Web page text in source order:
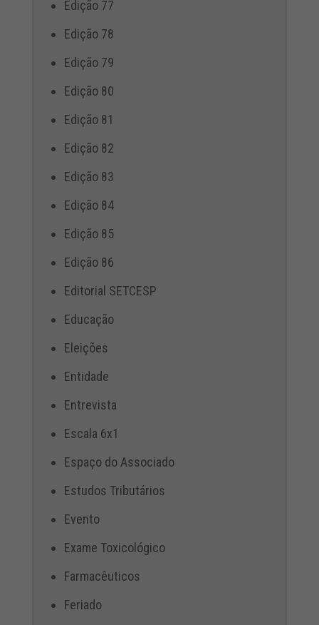
Edição 77
Edição 78
Edição 79
Edição 80
Edição 81
Edição 82
Edição 83
Edição 84
Edição 85
Edição 86
Editorial SETCESP
Educação
Eleições
Entidade
Entrevista
Escala 6x1
Espaço do Associado
Estudos Tributários
Evento
Exame Toxicológico
Farmacêuticos
Feriado